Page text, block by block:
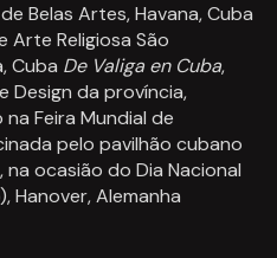
Belas Artes, Havana, Cuba
Arte Religiosa São
Cuba De Valiga en Cuba,
Design da província,
Feira Mundial de
pelo pavilhão cubano
ocasião do Dia Nacional
Hanover, Alemanha